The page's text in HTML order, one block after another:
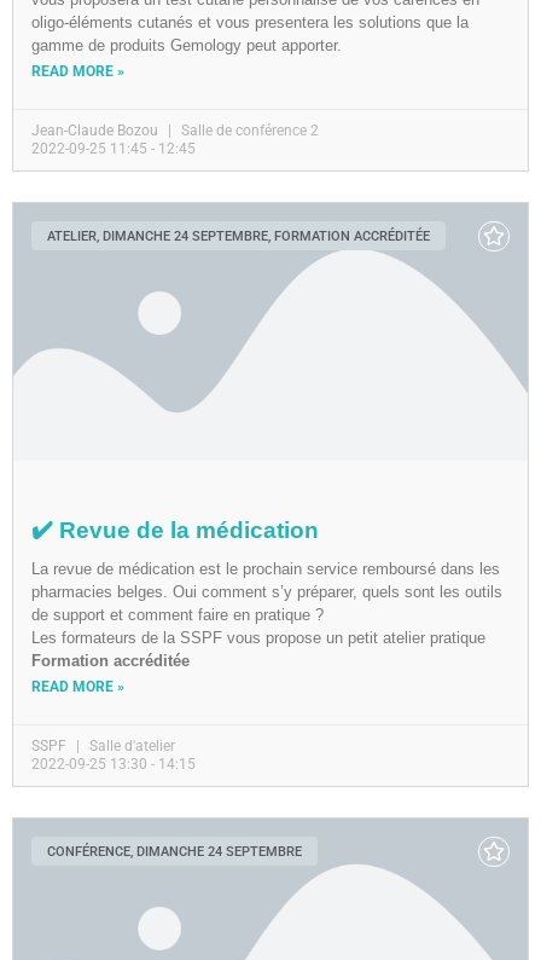
oligo-éléments cutanés et vous presentera les solutions que la
gamme de produits Gemology peut apporter.
READ MORE »
Jean-Claude Bozou
Salle de conférence 2
2022-09-25 11:45 - 12:45
ATELIER, DIMANCHE 24 SEPTEMBRE, FORMATION ACCRÉDITÉE
✔️ Revue de la médication
La revue de médication est le prochain service remboursé dans les
pharmacies belges. Oui comment s’y préparer, quels sont les outils
de support et comment faire en pratique ?
Les formateurs de la SSPF vous propose un petit atelier pratique
Formation accréditée
READ MORE »
SSPF
Salle d'atelier
2022-09-25 13:30 - 14:15
CONFÉRENCE, DIMANCHE 24 SEPTEMBRE